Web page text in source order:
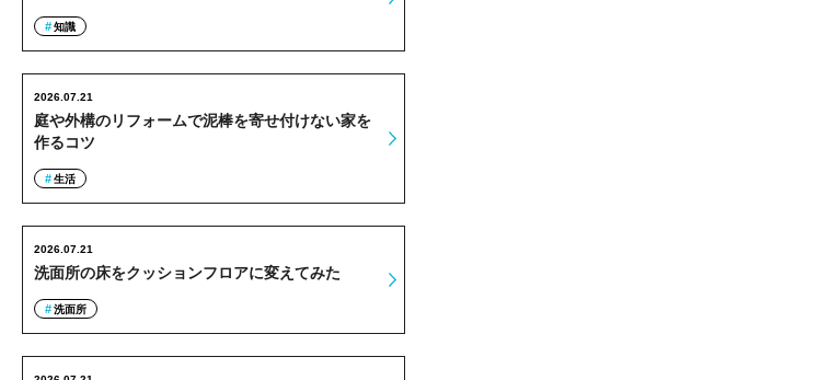
知識
庭や外構のリフォームで泥棒を寄せ付けない家を
作るコツ
2026.07.21
生活
洗面所の床をクッションフロアに変えてみた
2026.07.21
洗面所